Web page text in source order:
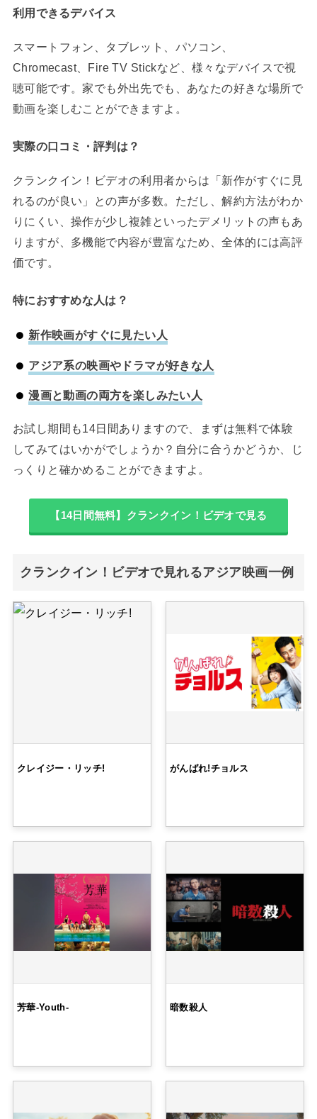
利用できるデバイス
スマートフォン、タブレット、パソコン、
Chromecast、Fire TV Stickなど、様々なデバイスで視
聴可能です。家でも外出先でも、あなたの好きな場所で
動画を楽しむことができますよ。
実際の口コミ・評判は？
クランクイン！ビデオの利用者からは「新作がすぐに見
れるのが良い」との声が多数。ただし、解約方法がわか
りにくい、操作が少し複雑といったデメリットの声もあ
りますが、多機能で内容が豊富なため、全体的には高評
価です。
特におすすめな人は？
新作映画がすぐに見たい人
アジア系の映画やドラマが好きな人
漫画と動画の両方を楽しみたい人
お試し期間も14日間ありますので、まずは無料で体験
してみてはいかがでしょうか？自分に合うかどうか、じ
っくりと確かめることができますよ。
【14日間無料】クランクイン！ビデオで見る
クランクイン！ビデオで見れるアジア映画一例
クレイジー・リッチ! がんばれ!チョルス
芳華-Youth- 暗数殺人